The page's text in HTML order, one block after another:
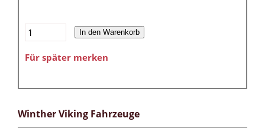
In den Warenkorb
Für später merken
Winther Viking Fahrzeuge